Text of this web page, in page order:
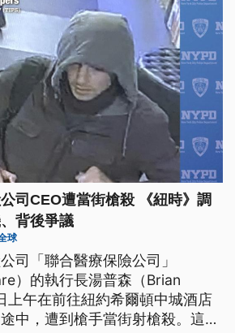
司CEO遭當街槍殺 《紐時》調
背後爭議
球
司「聯合醫療保險公司」
）的執行長湯普森（Brian
上午在前往紐約希爾頓中城酒店
中，遭到槍手當街射槍殺。這起